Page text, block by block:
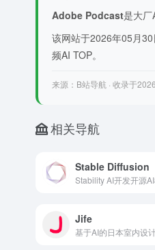
Adobe Podcast是大
该网站于2026年05月
频AI TOP。
来源：B站导航 · 收录于
相关导航
Stable Diffusion
Jife
基于AI的日本室内设